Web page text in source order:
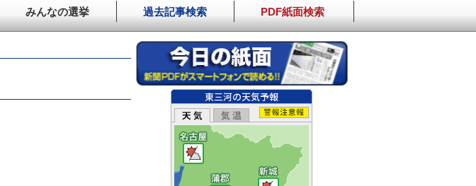
みんなの選挙 過去記事検索 PDF紙面検索